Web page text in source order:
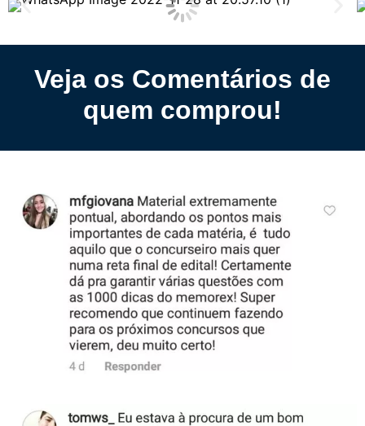
Veja os Comentários de
quem comprou!